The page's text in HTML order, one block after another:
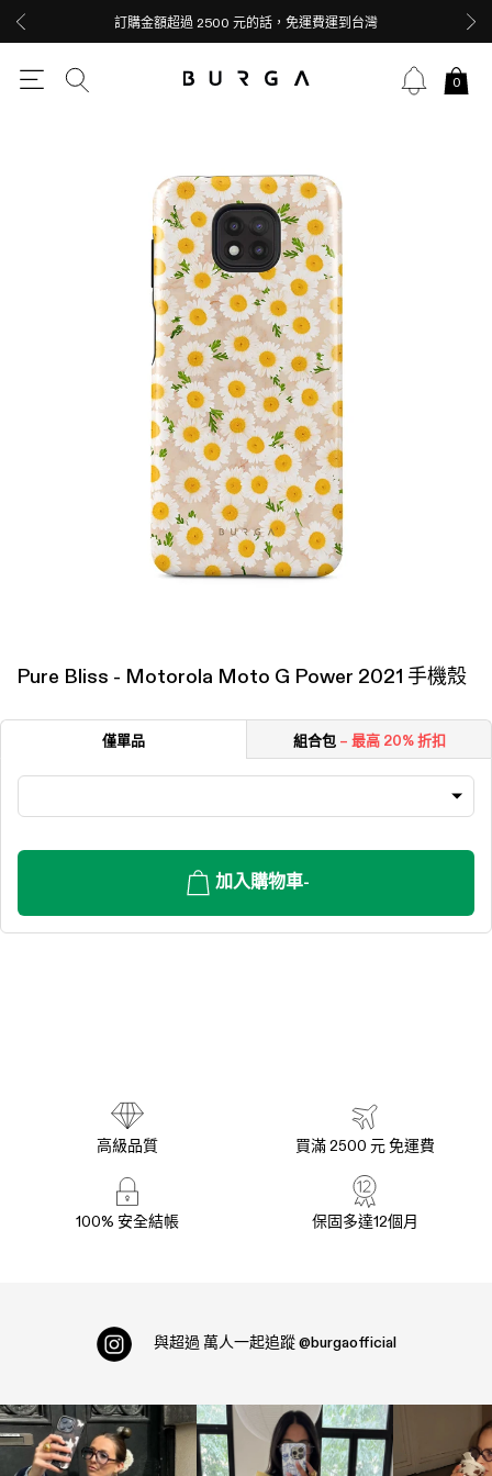
訂購金額超過 2500 元的話，免運費運到台灣
0
Pure Bliss - Motorola Moto G Power 2021 手機殼
僅單品 組合包 – 最高 20% 折扣
加入購物車-
高級品質 買滿 2500 元 免運費
100% 安全結帳 保固多達12個月
與超過 萬人一起追蹤 @burgaofficial